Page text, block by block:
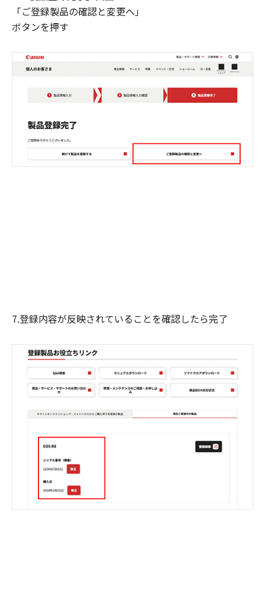
「ご登録製品の確認と変更へ」
ボタンを押す
7.登録内容が反映されていることを確認したら完了